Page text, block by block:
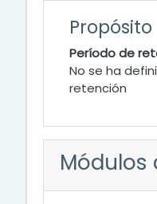
Propósito
Período de
No se ha
retención